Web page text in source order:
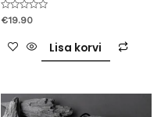
Hinnanguga
0
€19.90
Lisa korvi